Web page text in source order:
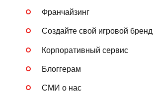
Франчайзинг
Создайте свой игровой бренд
Корпоративный сервис
Блоггерам
СМИ о нас